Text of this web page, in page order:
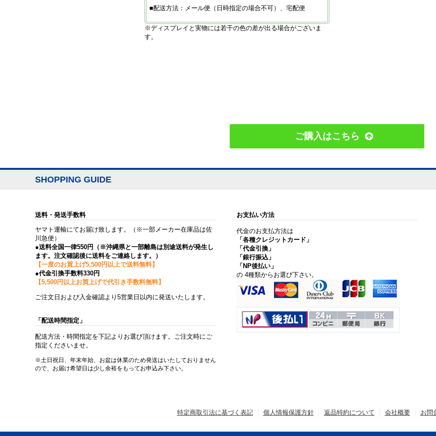
■配送方法：メール便（日時指定の場合不可）、宅配便
※ディスプレイと実物には若干の色の差が出る場合がございま
す。
ご購入はこちら
SHOPPING GUIDE
送料・発送手数料
ヤマト運輸にてお届け致します。（※一部メーカー在庫品は佐
川急便）
●送料全国一律550円（※沖縄県と一部離島は別途送料が発生し
ます。注文確認後に送料をご連絡します。）
【一度のお買上げ5,500円以上で送料無料】
●代金引換手数料330円
【5,500円以上お買上げで代引き手数料無料】
ご注文日および入金確認より5営業日以内に発送いたします。
「配送時間指定」
配送方法・時間指定を下記よりお選び頂けます。ご注文時にご
指定くださいませ。
※土日祝日、年末年始、お盆は休業のため発送はいたしておりません
ので、お届け希望日は少し余裕をもってお申込み下さい。
お支払い方法
代金のお支払方法は
「各種クレジットカード」
「代金引換」
「銀行振込」
「NP後払い」
の 4種類からお選び下さい。
特定商取引法に基づく表記 個人情報保護方針 返品特約について 会社概要 お問